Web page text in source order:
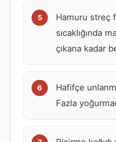
Hamuru streç
sıcaklığında
çıkana kadar
Hafifçe
Fazla